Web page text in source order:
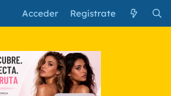
Acceder Regístrate